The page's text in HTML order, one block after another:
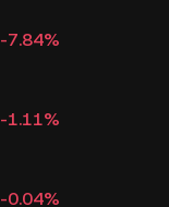
-7.84%
-1.11%
-0.04%